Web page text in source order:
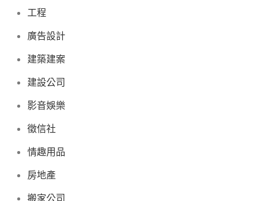
工程
廣告設計
建築建案
建設公司
影音娛樂
徵信社
情趣用品
房地產
搬家公司